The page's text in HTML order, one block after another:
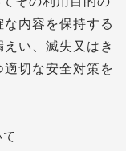
内容を保持する
い、滅失又はき
切な安全対策を